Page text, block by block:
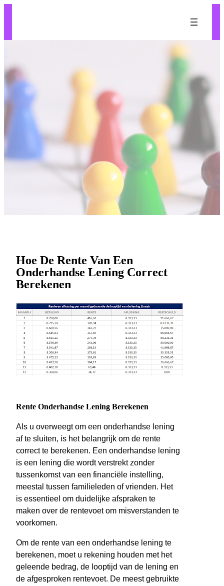
Hoe De Rente Van Een
Onderhandse Lening Correct
Berekenen
Rente Onderhandse Lening Berekenen
Als u overweegt om een onderhandse lening
af te sluiten, is het belangrijk om de rente
correct te berekenen. Een onderhandse lening
is een lening die wordt verstrekt zonder
tussenkomst van een financiële instelling,
meestal tussen familieleden of vrienden. Het
is essentieel om duidelijke afspraken te
maken over de rentevoet om misverstanden te
voorkomen.
Om de rente van een onderhandse lening te
berekenen, moet u rekening houden met het
geleende bedrag, de looptijd van de lening en
de afgesproken rentevoet. De meest gebruikte